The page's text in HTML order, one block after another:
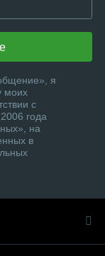
я
моих
с
года
на
в